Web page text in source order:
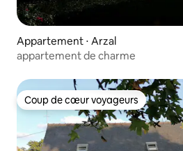
Appartement ⋅ Arzal
appartement de charme
Coup de cœur voyageurs
Coup de cœur voyageurs